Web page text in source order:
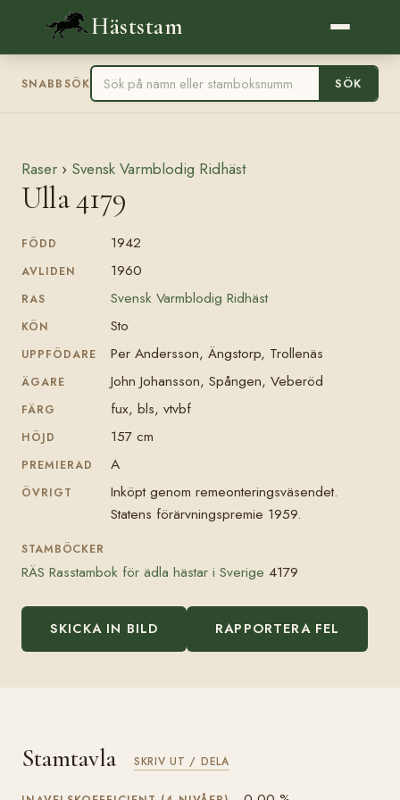
Häststam
SNABBSÖK SÖK
Raser › Svensk Varmblodig Ridhäst
Ulla 4179
FÖDD 1942
AVLIDEN 1960
RAS Svensk Varmblodig Ridhäst
KÖN Sto
UPPFÖDARE Per Andersson, Ängstorp, Trollenäs
ÄGARE John Johansson, Spången, Veberöd
FÄRG fux, bls, vtvbf
HÖJD 157 cm
PREMIERAD A
ÖVRIGT
Inköpt genom remeonteringsväsendet.
Statens förärvningspremie 1959.
STAMBÖCKER
RÄS Rasstambok för ädla hästar i Sverige 4179
SKICKA IN BILD RAPPORTERA FEL
Stamtavla SKRIV UT / DELA